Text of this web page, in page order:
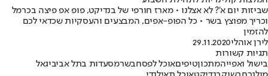
שביזות יום א'? לא אצלנו • מארז חורפי של בנדיקט, פופ אפ פיצה בכרמל
וכריך מפוצץ בשר • כל הפופ-אפים, המבצעים והעסקיות שכדאי לכם
להזמין
לירן אוהלי29.11.2020
תגיות קשורות
בישול ואפייהמתכוןטיפיםאוכל לפסחבשרמסעדות בתל אביביגאל